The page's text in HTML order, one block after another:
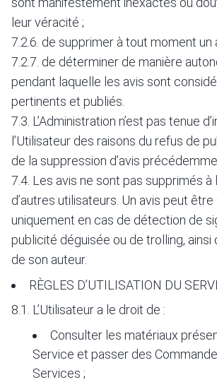
leur véracité ;
7.2.6. de supprimer à tout moment un
7.2.7. de déterminer de manière
pendant laquelle les avis sont
pertinents et publiés.
7.3. L’Administration n’est pas tenue
l’Utilisateur des raisons du refus de
de la suppression d’avis
7.4. Les avis ne sont pas supprimés à
d’autres utilisateurs. Un avis peut
uniquement en cas de détection de
publicité déguisée ou de trolling, ainsi
de son auteur.
RÈGLES D’UTILISATION DU
8.1. L’Utilisateur a le droit de :
Consulter les matériaux
Service et passer des
Services ;